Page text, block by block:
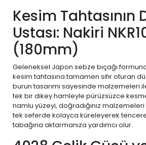
Kesim Tahtasının
Ustası: Nakiri
(180mm)
Geleneksel Japon sebze bıçağı
kesim tahtasına tamamen sıfır oturan
burun tasarımı sayesinde malzemeleri
tek bir dikey hamleyle pürüzsüzce
namlu yüzeyi, doğradığınız
tek seferde kolayca küreleyerek
tabağına aktarmanıza yardımcı olur.